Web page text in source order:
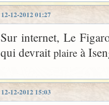
12-12-2012 01:27
Sur internet, Le
qui devraitplaire à
12-12-2012 15:03